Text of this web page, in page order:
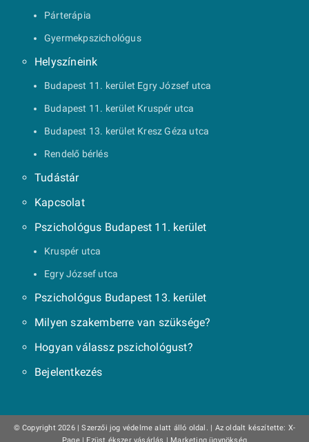
Párterápia
Gyermekpszichológus
Helyszíneink
Budapest 11. kerület Egry József utca
Budapest 11. kerület Kruspér utca
Budapest 13. kerület Kresz Géza utca
Rendelő bérlés
Tudástár
Kapcsolat
Pszichológus Budapest 11. kerület
Kruspér utca
Egry József utca
Pszichológus Budapest 13. kerület
Milyen szakemberre van szüksége?
Hogyan válassz pszichológust?
Bejelentkezés
© Copyright 2026 | Szerzői jog védelme alatt álló oldal. | Az oldalt készítette: X-
Page| Ezüst ékszer vásárlás | Marketing ügynökség